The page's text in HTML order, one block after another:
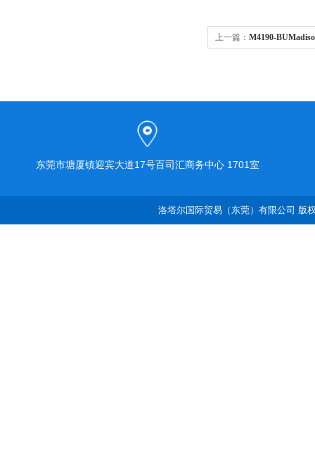
上一篇： M4190-
东莞市塘厦镇迎宾大道17号百司汇商务中心 1701室
洛塔尔国际贸易（东莞）有限公司 版